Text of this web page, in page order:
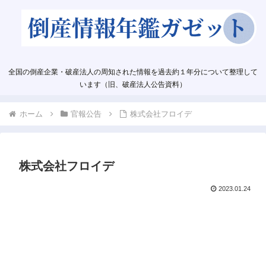
全国の倒産企業・破産法人の周知された情報を過去約１年分について整理して
います（旧、破産法人公告資料）
ホーム 官報公告 株式会社フロイデ
株式会社フロイデ
2023.01.24